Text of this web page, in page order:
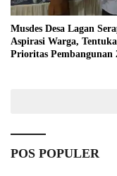
Musdes Desa Lagan
Aspirasi Warga,
Prioritas Pembangunan
POS POPULER